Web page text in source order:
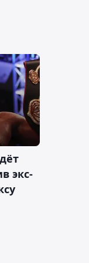
экс-